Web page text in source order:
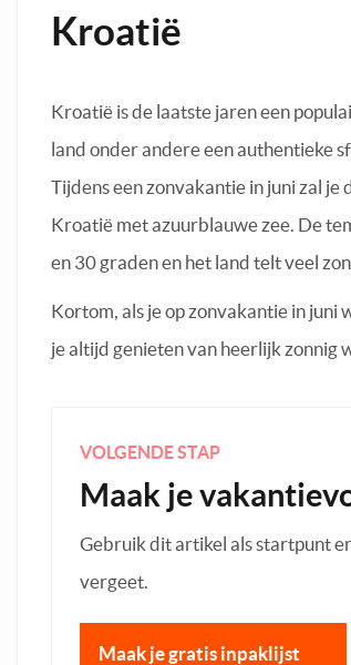
Kroatië
Kroatië is de laatste jaren een
land onder andere een authentieke
Tijdens een zonvakantie in juni zal
Kroatië met azuurblauwe zee. De
en 30 graden en het land telt veel
Kortom, als je op zonvakantie in juni
je altijd genieten van heerlijk zonnig
VOLGENDE STAP
Maak je
Gebruik dit artikel als startpunt
vergeet.
Maak je gratis inpaklijst